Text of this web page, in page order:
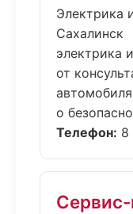
Электрика
Сахалинск
электрика
от
о
Телефон: 8
Сервис-